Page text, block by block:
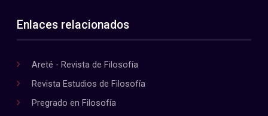
Enlaces relacionados
Areté - Revista de Filosofía
Revista Estudios de Filosofía
Pregrado en Filosofía